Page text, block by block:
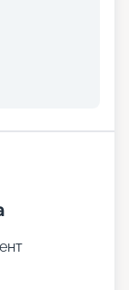
взрослых)